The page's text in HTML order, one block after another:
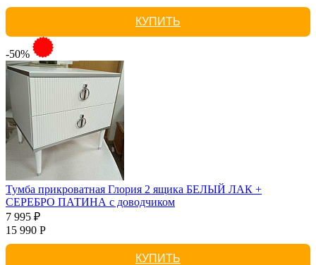
КУПИТЬ
-50%
Тумба прикроватная Глория 2 ящика БЕЛЫЙ ЛАК +
СЕРЕБРО ПАТИНА с доводчиком
7 995 ₽
15 990 Р
КУПИТЬ